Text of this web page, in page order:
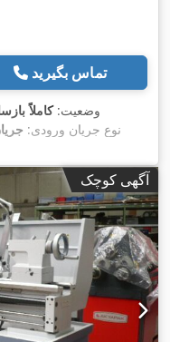
تماس بگیرید
وضعیت:کاملاً
, نوع جریان ورودی:
آگهی کوچک